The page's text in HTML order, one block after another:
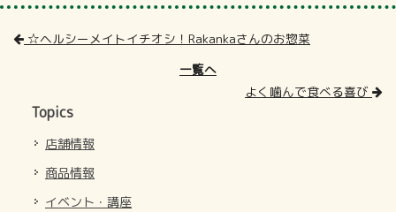
☆ヘルシーメイトイチオシ！Rakankaさんのお惣菜
一覧へ
よく噛んで食べる喜び
Topics
店舗情報
商品情報
イベント・講座